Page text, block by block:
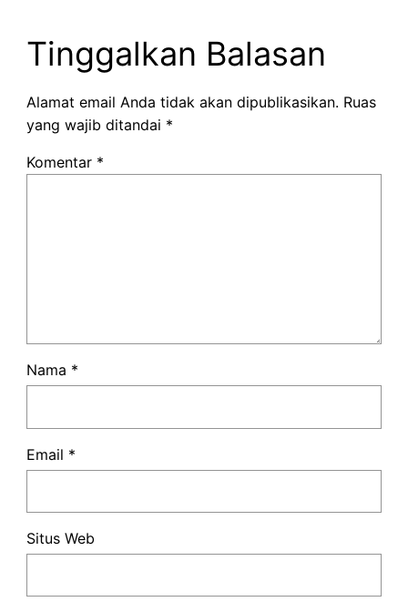
Tinggalkan Balasan
Alamat email Anda tidak akan dipublikasikan. Ruas
yang wajib ditandai *
Komentar *
Nama *
Email *
Situs Web